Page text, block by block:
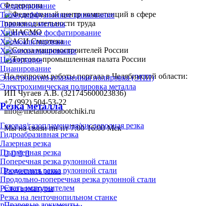
Силицирование
Термодиффузионное цинкование
Травление металла
Химическое фосфатирование
Хромоалитирование
Хромосилицирование
Цементация
Цианирование
Электролитно-плазменная полировка (ЭПП)
Электрохимическая полировка металла
Резка металла
Газовая/газопламенная/кислородная резка
Гидроабразивная резка
Лазерная резка
Плазменная резка
Поперечная резка рулонной стали
Продольная резка рулонной стали
Продольно-поперечная резка рулонной стали
Резка арматуры
Резка на ленточнопильном станке
По вопросам работы портала в Челябинской области:
ИП Чугаев А.В. (321745600023836)
+7 (992) 504-53-22
info@metalloobrabotchiki.ru
Мы на связи пн-пт 7:00-16:00 Мск
Разместить заказ
Стать исполнителем